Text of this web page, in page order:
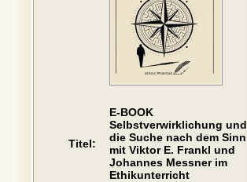
Titel:
E-BOOK
Selbstverwirklichung und
die Suche nach dem Sinn
mit Viktor E. Frankl und
Johannes Messner im
Ethikunterricht